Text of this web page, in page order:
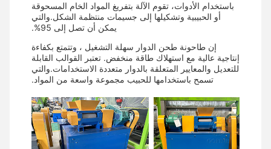
باستخدام الأدوات، تقوم الآلة بتفريغ المواد الخام المسحوقة
أو الحبيبية وتشكيلها إلى جسيمات منتظمة الشكل.والتي
يمكن أن تصل إلى 95%.
إن طاحونة طحن الدوار سهلة التشغيل ، وتتمتع بكفاءة
إنتاجية عالية مع استهلاك طاقة منخفض. تعتبر القوالب القابلة
للتعديل والمعايير المتعلقة بالدوار متعددة الاستخدامات.والتي
تسمح باستخدامها للحبيب مجموعة واسعة من المواد.